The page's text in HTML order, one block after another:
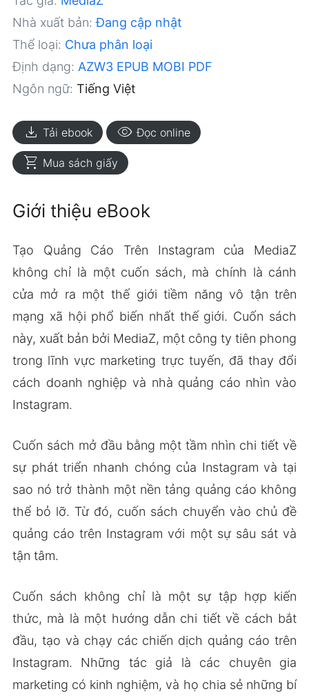
Nhà xuất bản: Đang cập nhật
Thể loại: Chưa phân loại
Định dạng: AZW3 EPUB MOBI PDF
Ngôn ngữ: Tiếng Việt
download Tải ebook visibility Đọc online
shopping_cart Mua sách giấy
Giới thiệu eBook
Tạo Quảng Cáo Trên Instagram của MediaZ
không chỉ là một cuốn sách, mà chính là cánh
cửa mở ra một thế giới tiềm năng vô tận trên
mạng xã hội phổ biến nhất thế giới. Cuốn sách
này, xuất bản bởi MediaZ, một công ty tiên phong
trong lĩnh vực marketing trực tuyến, đã thay đổi
cách doanh nghiệp và nhà quảng cáo nhìn vào
Instagram.
Cuốn sách mở đầu bằng một tầm nhìn chi tiết về
sự phát triển nhanh chóng của Instagram và tại
sao nó trở thành một nền tảng quảng cáo không
thể bỏ lỡ. Từ đó, cuốn sách chuyển vào chủ đề
quảng cáo trên Instagram với một sự sâu sát và
tận tâm.
Cuốn sách không chỉ là một sự tập hợp kiến
thức, mà là một hướng dẫn chi tiết về cách bắt
đầu, tạo và chạy các chiến dịch quảng cáo trên
Instagram. Những tác giả là các chuyên gia
marketing có kinh nghiệm, và họ chia sẻ những bí